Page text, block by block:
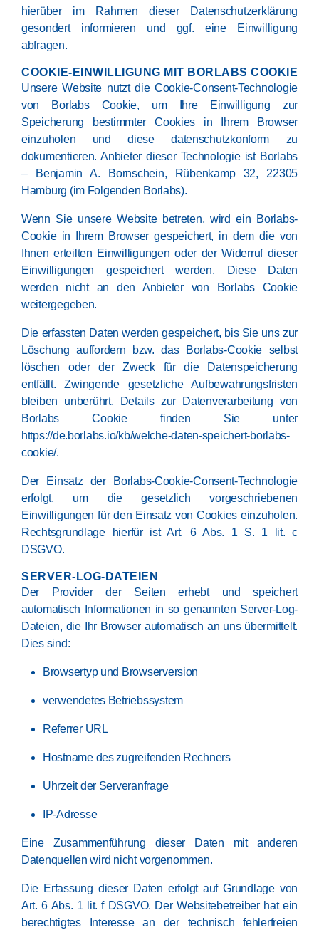
hierüber im Rahmen dieser Datenschutzerklärung
gesondert informieren und ggf. eine Einwilligung
abfragen.
COOKIE-EINWILLIGUNG MIT BORLABS COOKIE
Unsere Website nutzt die Cookie-Consent-Technologie
von Borlabs Cookie, um Ihre Einwilligung zur
Speicherung bestimmter Cookies in Ihrem Browser
einzuholen und diese datenschutzkonform zu
dokumentieren. Anbieter dieser Technologie ist Borlabs
– Benjamin A. Bornschein, Rübenkamp 32, 22305
Hamburg (im Folgenden Borlabs).
Wenn Sie unsere Website betreten, wird ein Borlabs-
Cookie in Ihrem Browser gespeichert, in dem die von
Ihnen erteilten Einwilligungen oder der Widerruf dieser
Einwilligungen gespeichert werden. Diese Daten
werden nicht an den Anbieter von Borlabs Cookie
weitergegeben.
Die erfassten Daten werden gespeichert, bis Sie uns zur
Löschung auffordern bzw. das Borlabs-Cookie selbst
löschen oder der Zweck für die Datenspeicherung
entfällt. Zwingende gesetzliche Aufbewahrungsfristen
bleiben unberührt. Details zur Datenverarbeitung von
Borlabs Cookie finden Sie unter
https://de.borlabs.io/kb/welche-daten-speichert-borlabs-
cookie/.
Der Einsatz der Borlabs-Cookie-Consent-Technologie
erfolgt, um die gesetzlich vorgeschriebenen
Einwilligungen für den Einsatz von Cookies einzuholen.
Rechtsgrundlage hierfür ist Art. 6 Abs. 1 S. 1 lit. c
DSGVO.
SERVER-LOG-DATEIEN
Der Provider der Seiten erhebt und speichert
automatisch Informationen in so genannten Server-Log-
Dateien, die Ihr Browser automatisch an uns übermittelt.
Dies sind:
Browsertyp und Browserversion
verwendetes Betriebssystem
Referrer URL
Hostname des zugreifenden Rechners
Uhrzeit der Serveranfrage
IP-Adresse
Eine Zusammenführung dieser Daten mit anderen
Datenquellen wird nicht vorgenommen.
Die Erfassung dieser Daten erfolgt auf Grundlage von
Art. 6 Abs. 1 lit. f DSGVO. Der Websitebetreiber hat ein
berechtigtes Interesse an der technisch fehlerfreien